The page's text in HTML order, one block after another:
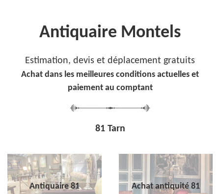
Antiquaire Montels
Estimation, devis et déplacement gratuits
Achat dans les meilleures conditions actuelles et
paiement au comptant
81 Tarn
Antiquaire 81 Achat antiquité 81